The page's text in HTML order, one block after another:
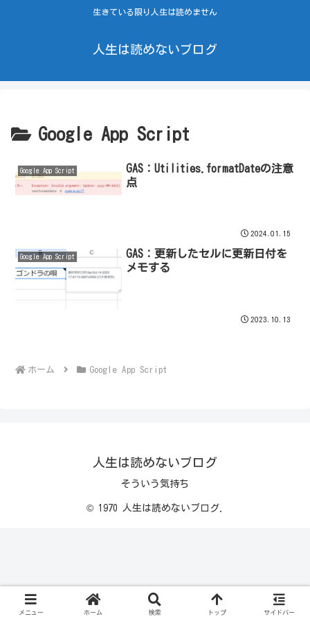
生きている限り人生は読めません
人生は読めないブログ
Google App Script
Google App Script
GAS：Utilities.formatDateの注意
点
2024.01.15
Google App Script
GAS：更新したセルに更新日付を
メモする
2023.10.13
ホーム Google App Script
人生は読めないブログ
そういう気持ち
© 1970 人生は読めないブログ.
メニュー ホーム 検索 トップ サイドバー